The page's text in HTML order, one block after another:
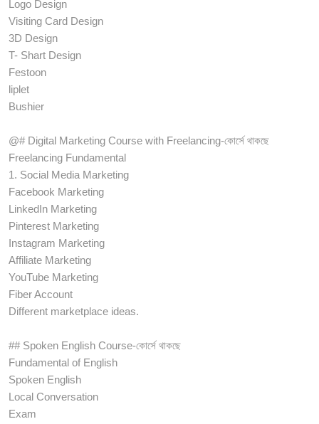
Logo Design
Visiting Card Design
3D Design
T- Shart Design
Festoon
liplet
Bushier
@# Digital Marketing Course with Freelancing-কোর্সে থাকছে
Freelancing Fundamental
1. Social Media Marketing
Facebook Marketing
LinkedIn Marketing
Pinterest Marketing
Instagram Marketing
Affiliate Marketing
YouTube Marketing
Fiber Account
Different marketplace ideas.
## Spoken English Course-কোর্সে থাকছে
Fundamental of English
Spoken English
Local Conversation
Exam